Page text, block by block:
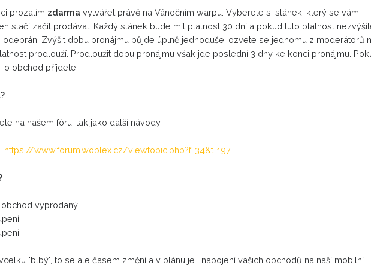
prozatím zdarma vytvářet právě na Vánočním warpu. Vyberete si stánek, který se vám
stačí začít prodávat. Každý stánek bude mít platnost 30 dní a pokud tuto platnost
Zvýšit dobu pronájmu půjde úplně jednoduše, ozvete se jednomu z moderátorů
prodlouží. Prodloužit dobu pronájmu však jde poslední 3 dny ke konci pronájmu.
o obchod příjdete.
na našem fóru, tak jako další návody.
https://www.forum.woblex.cz/viewtopic.php?f=34&t=197
vyprodaný
"blbý", to se ale časem změní a v plánu je i napojení vašich obchodů na naší mobilní